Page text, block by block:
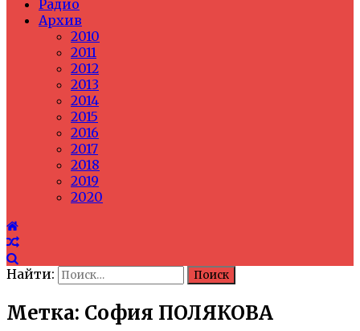
Радио
Архив
2010
2011
2012
2013
2014
2015
2016
2017
2018
2019
2020
Найти:
Метка: София ПОЛЯКОВА